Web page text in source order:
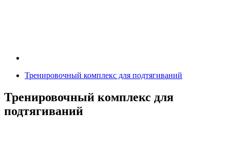
Тренировочный комплекс для подтягиваний
Тренировочный комплекс для
подтягиваний